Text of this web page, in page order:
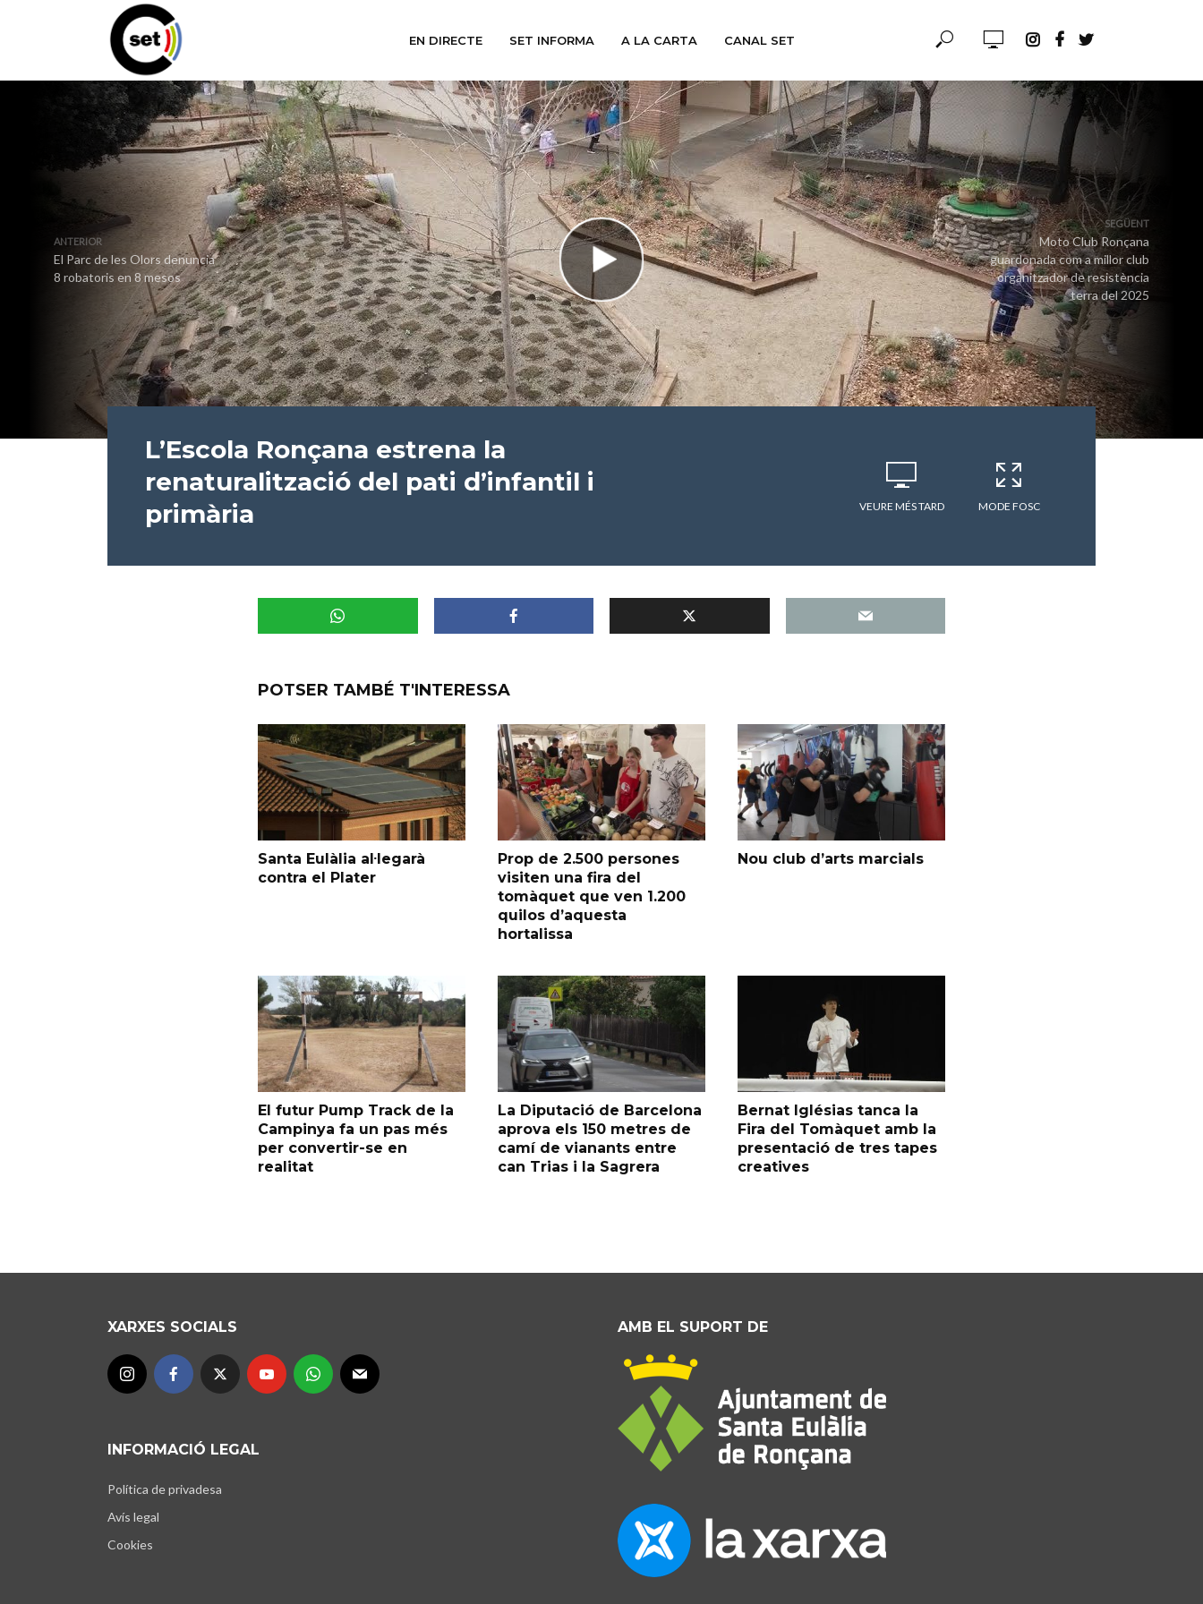
EN DIRECTE SET INFORMA A LA CARTA CANAL SET
ANTERIOR
El Parc de les Olors denuncia
8 robatoris en 8 mesos
SEGÜENT
Moto Club Ronçana
guardonada com a millor club
organitzador de resistència
terra del 2025
L’Escola Ronçana estrena la
renaturalització del pati d’infantil i
primària
VEURE MÉS TARD MODE FOSC
POTSER TAMBÉ T'INTERESSA
Santa Eulàlia al·legarà
contra el Plater
Prop de 2.500 persones
visiten una fira del
tomàquet que ven 1.200
quilos d’aquesta
hortalissa
Nou club d’arts marcials
El futur Pump Track de la
Campinya fa un pas més
per convertir-se en
realitat
La Diputació de Barcelona
aprova els 150 metres de
camí de vianants entre
can Trias i la Sagrera
Bernat Iglésias tanca la
Fira del Tomàquet amb la
presentació de tres tapes
creatives
XARXES SOCIALS
INFORMACIÓ LEGAL
Política de privadesa
Avís legal
Cookies
AMB EL SUPORT DE